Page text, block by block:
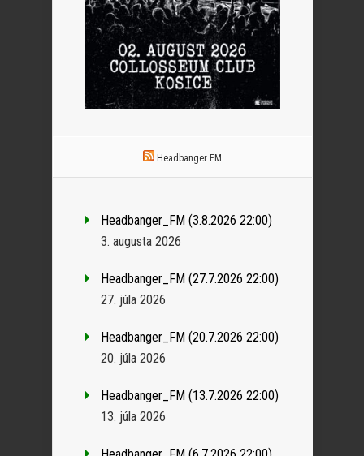
Headbanger FM
Headbanger_FM (3.8.2026 22:00)
3. augusta 2026
Headbanger_FM (27.7.2026 22:00)
27. júla 2026
Headbanger_FM (20.7.2026 22:00)
20. júla 2026
Headbanger_FM (13.7.2026 22:00)
13. júla 2026